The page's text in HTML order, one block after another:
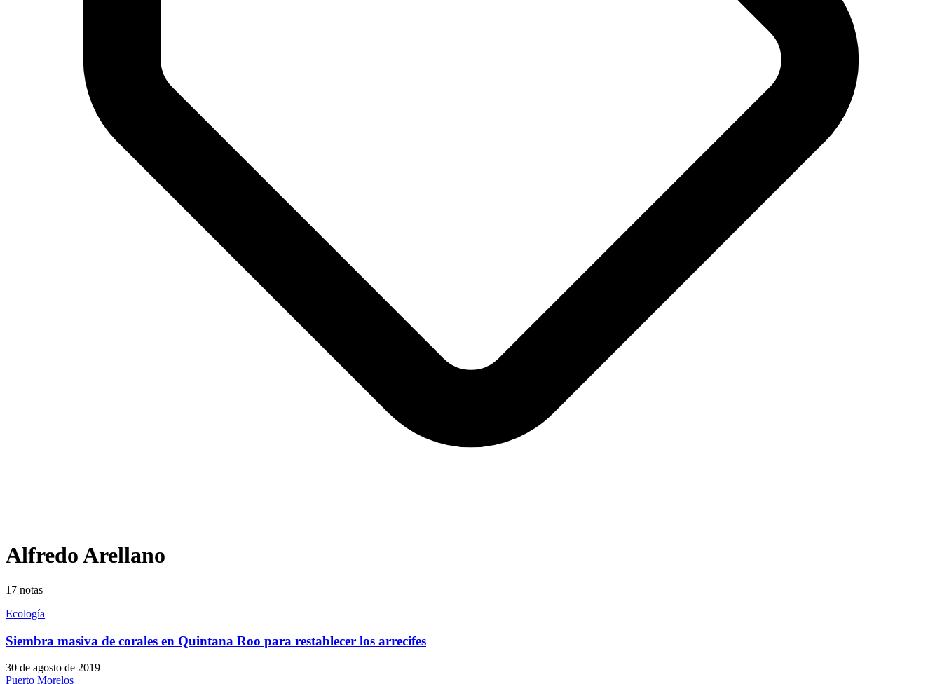
Alfredo Arellano
17 notas
Ecología
Siembra masiva de corales en Quintana Roo para restablecer los arrecifes
30 de agosto de 2019
Puerto Morelos